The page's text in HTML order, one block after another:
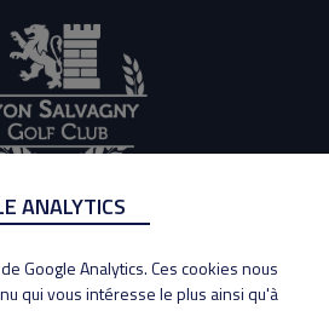
ADRESSE
La Tour de Salvagny
: 04 78 48 88 48
ANALYTICS
Google Analytics. Ces cookies nous
qui vous intéresse le plus ainsi qu'à